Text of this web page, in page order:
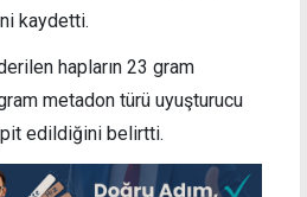
kaydetti.
hapların 23 gram
metadon türü uyuşturucu
edildiğini belirtti.